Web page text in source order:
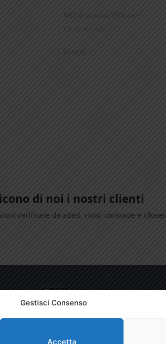
Gestisci Consenso
Accetta
ASTA Junior 155 cm
43,50 € + IVA
Scegli
di noi i nostri clienti
verificate da atleti, rioni, contrade e
VERET S.r.l. - Fabbrica e Produzione Aste per
338 - 55018 Segromigno in Monte, Capannori (LU) -